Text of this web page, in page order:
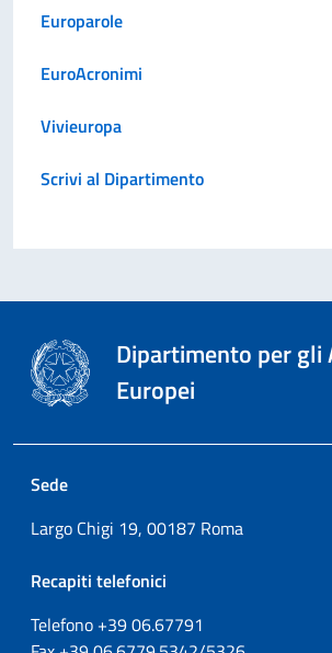
Europarole
EuroAcronimi
Vivieuropa
Scrivi al Dipartimento
Dipartimento per gli
Europei
Sede
Largo Chigi 19, 00187 Roma
Recapiti telefonici
Telefono +3906.67791